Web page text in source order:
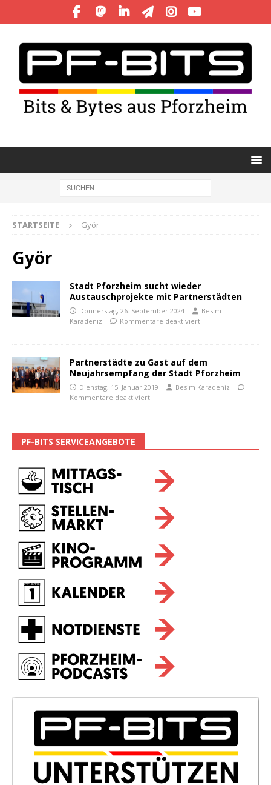
STARTSEITE Györ
Györ
Stadt Pforzheim sucht wieder
Austauschprojekte mit Partnerstädten
Donnerstag, 26. September 2024
Besim
Karadeniz
Kommentare deaktiviert
Partnerstädte zu Gast auf dem
Neujahrsempfang der Stadt Pforzheim
Dienstag, 15. Januar 2019
Besim Karadeniz
Kommentare deaktiviert
PF-BITS SERVICEANGEBOTE